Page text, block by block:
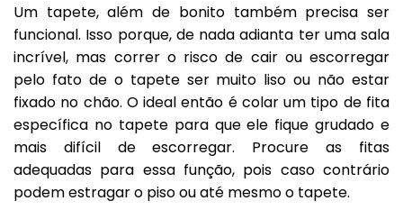
Um tapete, além de bonito também precisa ser
funcional. Isso porque, de nada adianta ter uma sala
incrível, mas correr o risco de cair ou escorregar
pelo fato de o tapete ser muito liso ou não estar
fixado no chão. O ideal então é colar um tipo de fita
específica no tapete para que ele fique grudado e
mais difícil de escorregar. Procure as fitas
adequadas para essa função, pois caso contrário
podem estragar o piso ou até mesmo o tapete.